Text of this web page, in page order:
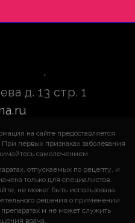
,
д. 13 стр. 1
на сайте предоставляется
первых признаках заболевания
самолечением.
отпускаемых по рецепту, и
только для специалистов.
не может быть использована
решения о применении
и не может служить
врача.